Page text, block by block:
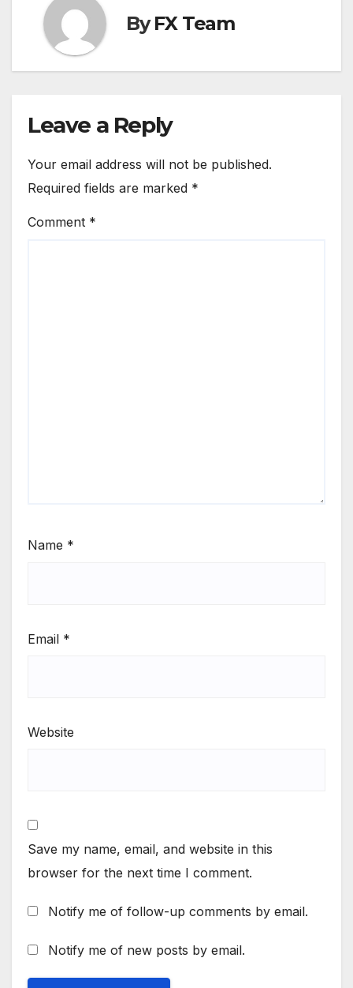
ByFX Team
Leave a Reply
Your email address will not be published.
Required fields are marked *
Comment *
Name *
Email *
Website
Save my name, email, and website in this
browser for the next time I comment.
Notify me of follow-up comments by email.
Notify me of new posts by email.